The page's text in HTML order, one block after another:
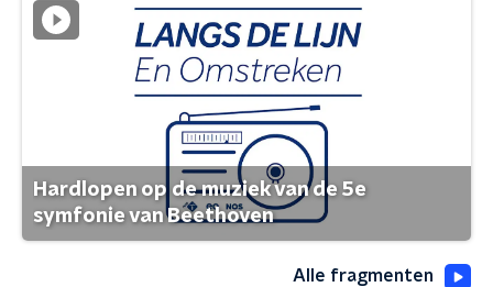
Hardlopen op de muziek van de 5e
symfonie van Beethoven
Alle fragmenten